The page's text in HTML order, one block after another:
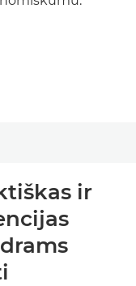
breadcrumbs
ir